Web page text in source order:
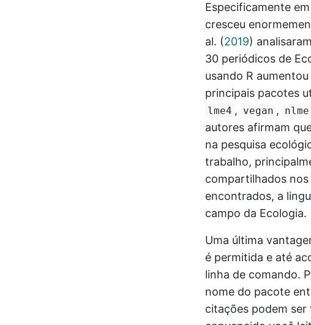
Especificamente
cresceu
al. (2019)
30 periódicos de
usando R
principais pacotes
lme4 , vegan , nlme
autores afirmam
na pesquisa
trabalho,
compartilhados
encontrados, a
campo da Ecologia.
Uma última
é permitida e até
linha de comando.
nome do pacote
citações podem